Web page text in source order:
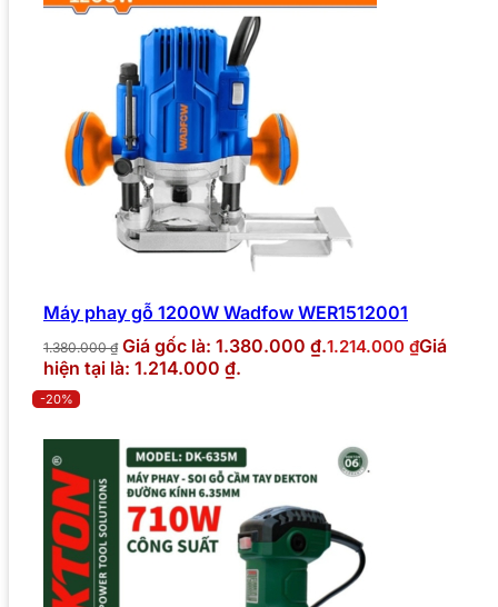
Máy phay gỗ 1200W Wadfow WER1512001
1.380.000₫ Giá gốc là: 1.380.000 ₫.1.214.000 ₫Giá
hiện tại là: 1.214.000 ₫.
-20%